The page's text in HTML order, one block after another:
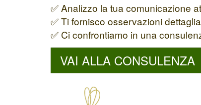
✅ Analizzo la tua comunicazione
✅ Ti fornisco osservazioni
✅ Ci confrontiamo in una
VAI ALLA CONSULENZA